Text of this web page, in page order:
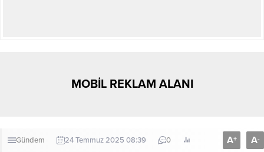
MOBİL REKLAM ALANI
Gündem 24 Temmuz 2025 08:39 0 A+ A-